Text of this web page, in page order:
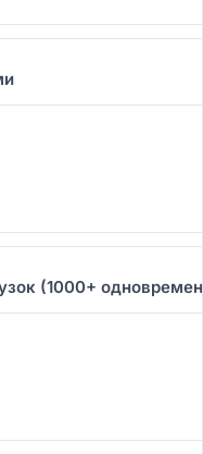
(1000+